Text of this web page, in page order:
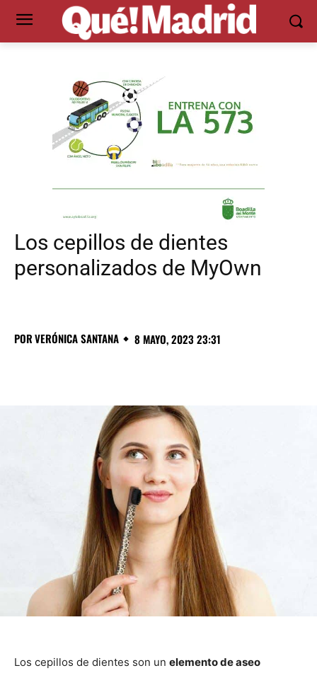
Los cepillos de dientes
personalizados de MyOwn
PORVERÓNICA SANTANA 8 MAYO, 2023 23:31
Los cepillos de dientes son un elemento de aseo